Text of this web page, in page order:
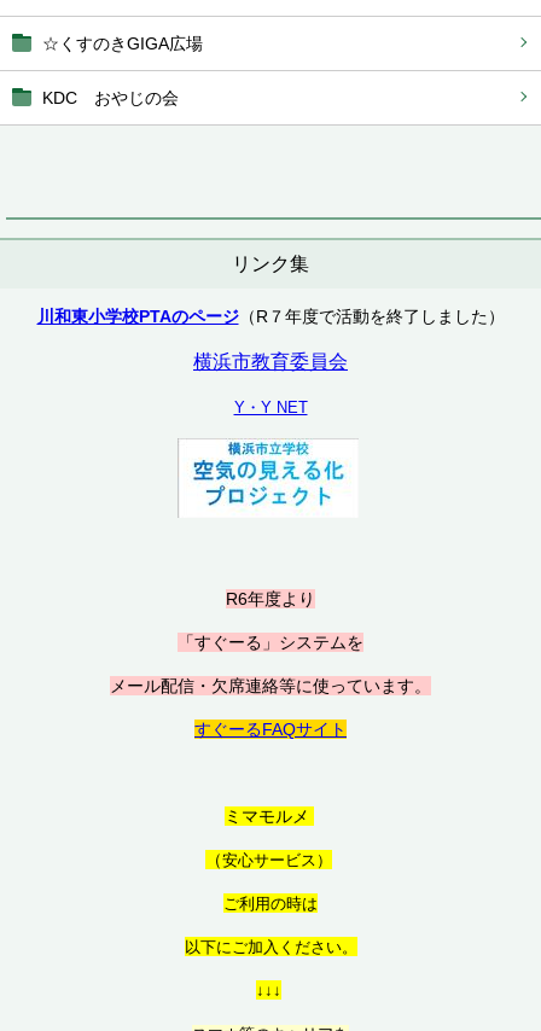
☆くすのきGIGA広場
KDC おやじの会
リンク集
川和東小学校PTAのページ（R７年度で活動を終了しました）
横浜市教育委員会
Y・Y NET
R6年度より
「すぐーる」システムを
メール配信・欠席連絡等に使っています。
すぐーるFAQサイト
ミマモルメ
（安心サービス）
ご利用の時は
以下にご加入ください。
↓↓↓